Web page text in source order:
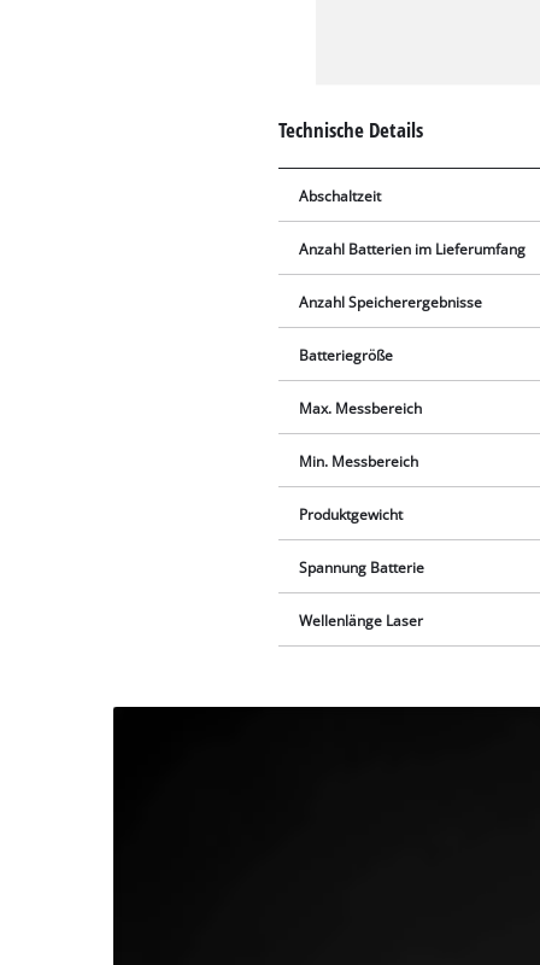
Technische Details
Abschaltzeit
Anzahl Batterien im Lieferumfang
Anzahl Speicherergebnisse
Batteriegröße
Max. Messbereich
Min. Messbereich
Produktgewicht
Spannung Batterie
Wellenlänge Laser